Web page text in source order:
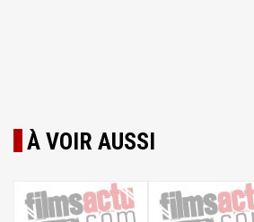
À VOIR AUSSI